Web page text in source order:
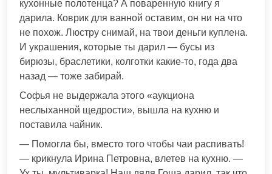
кухонные полотенца? А поваренную книгу я
дарила. Коврик для ванной оставим, он ни на что
не похож. Люстру снимай, на твои деньги куплена.
И украшения, которые ты дарил — бусы из
бирюзы, браслетики, колготки какие-то, года два
назад — тоже забирай.
Софья не выдержала этого «аукциона
неслыханной щедрости», вышла на кухню и
поставила чайник.
— Помогла бы, вместо того чтобы чаи распивать!
— крикнула Ирина Петровна, влетев на кухню. —